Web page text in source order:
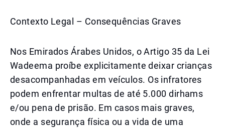
Contexto Legal – Consequências Graves
Nos Emirados Árabes Unidos, o Artigo 35 da Lei
Wadeema proíbe explicitamente deixar crianças
desacompanhadas em veículos. Os infratores
podem enfrentar multas de até 5.000 dirhams
e/ou pena de prisão. Em casos mais graves,
onde a segurança física ou a vida de uma